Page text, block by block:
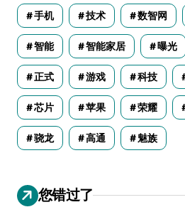
手机 技术 数智网
智能 智能家居 曝光
正式 游戏 科技
芯片 苹果 荣耀
骁龙 高通 魅族
您错过了